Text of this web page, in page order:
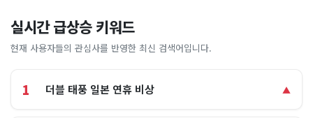
실시간 급상승 키워드
현재 사용자들의 관심사를 반영한 최신 검색어입니다.
1 더블 태풍 일본 연휴 비상 ▲